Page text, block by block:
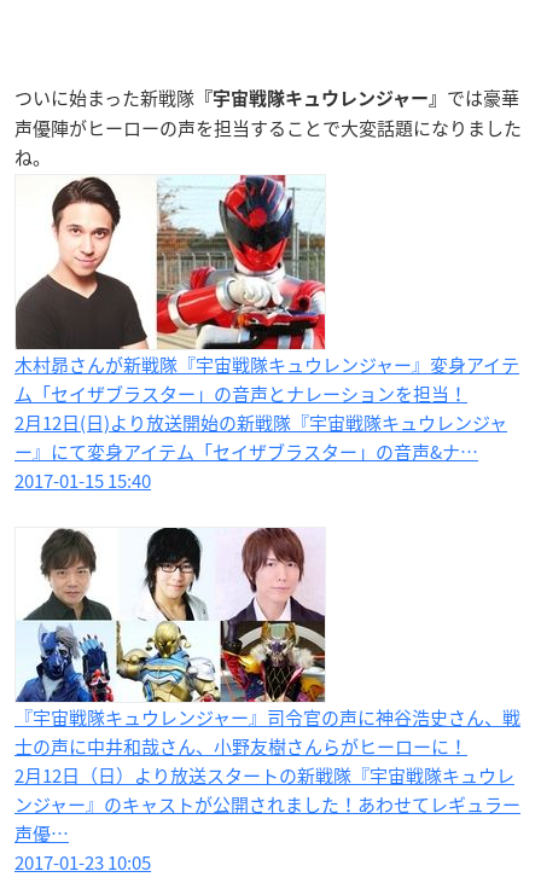
ついに始まった新戦隊 『宇宙戦隊キュウレンジャー』 では豪華
声優陣がヒーローの声を担当することで大変話題になりました
ね。
木村昴さんが新戦隊​『宇宙戦隊キュウレンジャー』​変身アイテ
ム「セイザブラスター」の音声​とナレーションを担当！
2月12日(日)より放送開始の新戦隊『宇宙戦隊キュウレンジャ
ー』にて変身アイテム「セイザブラスター」の音声&ナ…
2017-01-15 15:40
『宇宙戦隊キュウレンジャー』司令官の声に神谷浩史さん、戦
士の声に中井和哉さん、小野友樹さんらがヒーローに！
2月12日（日）より放送スタートの新戦隊『宇宙戦隊キュウレ
ンジャー』のキャストが公開されました！あわせてレギュラー
声優…
2017-01-23 10:05